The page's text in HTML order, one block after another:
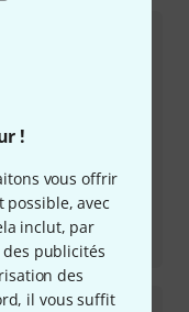
!
vous offrir
avec
inclut, par
publicités
des
il vous suffit